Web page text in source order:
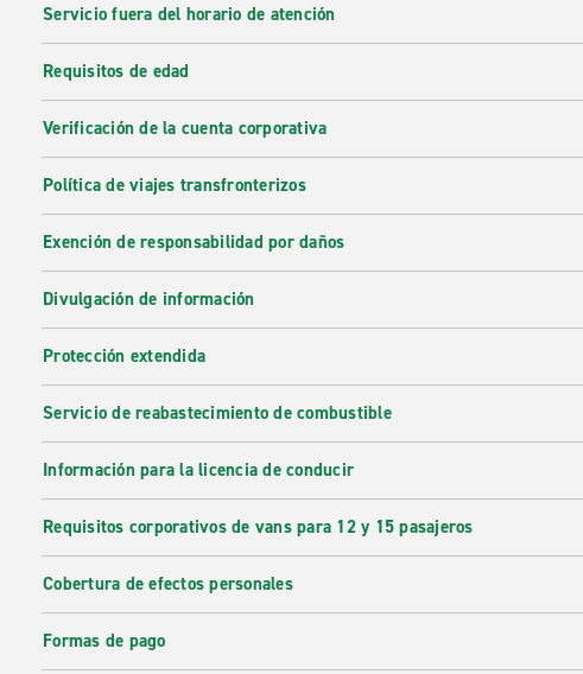
Servicio fuera del horario de atención
Requisitos de edad
Verificación de la cuenta corporativa
Política de viajes transfronterizos
Exención de responsabilidad por daños
Divulgación de información
Protección extendida
Servicio de reabastecimiento de combustible
Información para la licencia de conducir
Requisitos corporativos de vans para 12 y 15 pasajeros
Cobertura de efectos personales
Formas de pago